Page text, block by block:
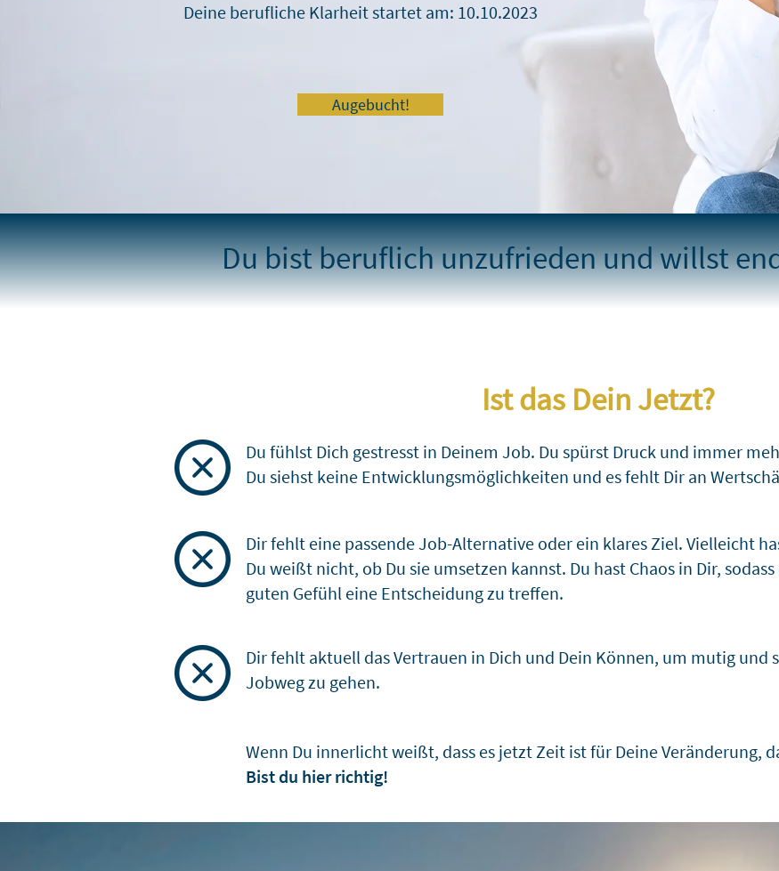
Deine berufliche Klarheit startet am: 10.10.2023
Augebucht!
Du bist beruflich unzufrieden und willst
Ist das Dein Jetzt?
Du fühlst Dich gestresst in Deinem Job. Du spürst Druck und immer
Du siehst keine Entwicklungsmöglichkeiten und es fehlt Dir an
Dir fehlt eine passende Job-Alternative oder ein klares Ziel. Vielleicht
Du weißt nicht, ob Du sie umsetzen kannst. Du hast Chaos in Dir,
guten Gefühl eine Entscheidung zu treffen.
Dir fehlt aktuell das Vertrauen in Dich und Dein Können, um mutig und
Jobweg zu gehen.
Wenn Du innerlicht weißt, dass es jetzt Zeit ist für Deine Veränderung,
Bist du hier richtig!